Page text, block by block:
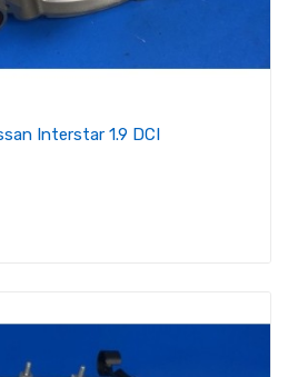
Interstar 1.9 DCI